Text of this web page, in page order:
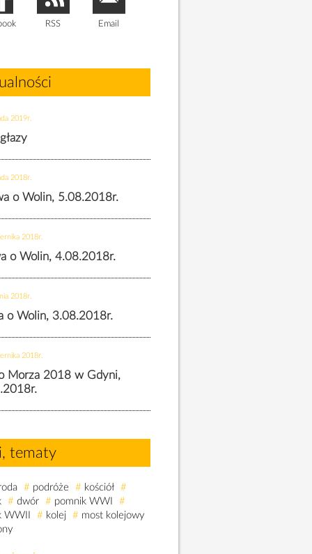
RSS Email
2019r.
2018r.
o Wolin, 5.08.2018r.
2018r.
o Wolin, 4.08.2018r.
2018r.
o Wolin, 3.08.2018r.
2018r.
Morza 2018 w Gdyni,
tematy
# podróże # kościół #
# dwór # pomnik WWI
#
WWII
# kolej # most kolejowy